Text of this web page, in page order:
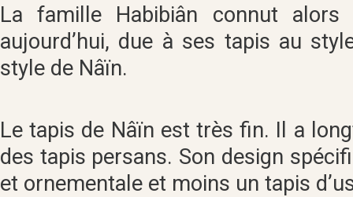
La famille Habibiân connut alors
aujourd’hui, due à ses tapis au
style de Nâïn.
Le tapis de Nâïn est très fin. Il a
des tapis persans. Son design
et ornementale et moins un tapis